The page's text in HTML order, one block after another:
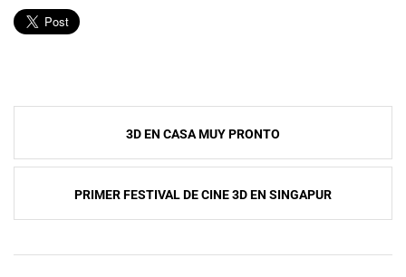
Navegación
de
entradas
3D EN CASA MUY PRONTO
PRIMER FESTIVAL DE CINE 3D EN SINGAPUR